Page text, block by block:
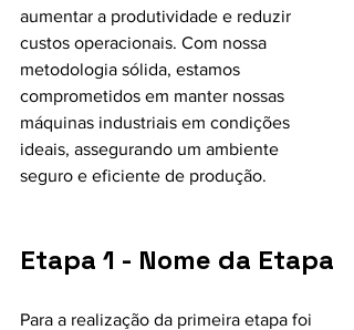
aumentar a produtividade e reduzir
custos operacionais. Com nossa
metodologia sólida, estamos
comprometidos em manter nossas
máquinas industriais em condições
ideais, assegurando um ambiente
seguro e eficiente de produção.
Etapa 1 - Nome da Etapa
Para a realização da primeira etapa foi